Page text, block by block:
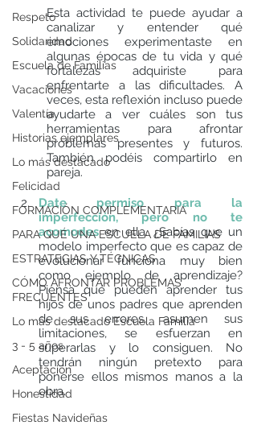
Respeto
Solidaridad
Escuela de Familias
Vacaciones
Valentía
Historias ejemplares
Lo más destacado
Felicidad
FORMACIÓN COMPLEMENTARIA
PARA QUÉ UNA ESCUELA DE FAMILIAS
ESTRATEGIAS Y TÉCNICAS
CÓMO AFRONTAR PROBLEMAS
FRECUENTES
Lo más destacado Escuela Familia
3 - 5 años
Aceptación
Honestidad
Fiestas Navideñas
Esta actividad te puede ayudar a
canalizar y entender qué
emociones experimentaste en
algunas épocas de tu vida y qué
fortalezas adquiriste para
enfrentarte a las dificultades. A
veces, esta reflexión incluso puede
ayudarte a ver cuáles son tus
herramientas para afrontar
problemas presentes y futuros.
También podéis compartirlo en
pareja.
Date permiso para la
imperfección, pero no te
acomodes en ella. ¿Sabías que un
modelo imperfecto que es capaz de
evolucionar funciona muy bien
como ejemplo de aprendizaje?
Piensa qué pueden aprender tus
hijos de unos padres que aprenden
de sus errores, asumen sus
limitaciones, se esfuerzan en
superarlas y lo consiguen. No
tendrán ningún pretexto para
ponerse ellos mismos manos a la
obra.